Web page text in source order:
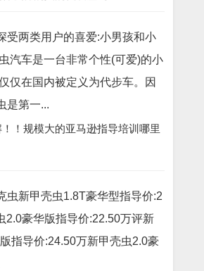
受两类用户的喜爱:小男孩和小
汽车是一台非常个性(可爱)的小
仅在国内被定义为代步车。因
是第一...
！规模大的亚马逊指导培训哪里
虫新甲壳虫1.8T豪华型指导价:2
2.0豪华版指导价:22.50万评新
指导价:24.50万新甲壳虫2.0豪